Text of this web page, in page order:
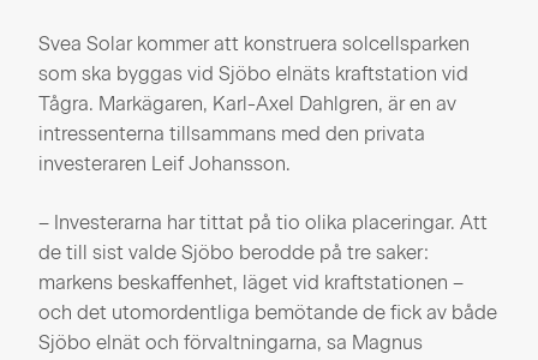
Svea Solar kommer att konstruera solcellsparken
som ska byggas vid Sjöbo elnäts kraftstation vid
Tågra. Markägaren, Karl-Axel Dahlgren, är en av
intressenterna tillsammans med den privata
investeraren Leif Johansson.
– Investerarna har tittat på tio olika placeringar. Att
de till sist valde Sjöbo berodde på tre saker:
markens beskaffenhet, läget vid kraftstationen –
och det utomordentliga bemötande de fick av både
Sjöbo elnät och förvaltningarna, sa Magnus